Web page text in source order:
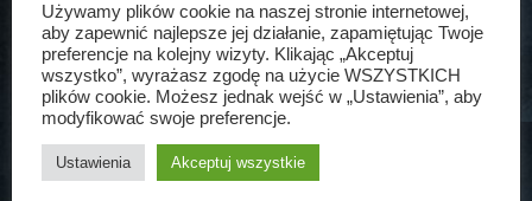
Używamy plików cookie na naszej stronie internetowej,
aby zapewnić najlepsze jej działanie, zapamiętując Twoje
preferencje na kolejny wizyty. Klikając „Akceptuj
wszystko”, wyrażasz zgodę na użycie WSZYSTKICH
plików cookie. Możesz jednak wejść w „Ustawienia”, aby
modyfikować swoje preferencje.
Ustawienia Akceptuj wszystkie